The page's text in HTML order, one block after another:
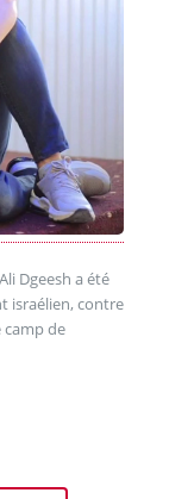
Dgeesh a été
israélien, contre
camp de